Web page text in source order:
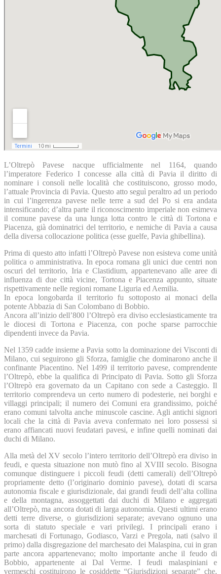
L’Oltrepò Pavese nacque ufficialmente nel 1164, quando
l’imperatore Federico I concesse alla città di Pavia il diritto di
nominare i consoli nelle località che costituiscono, grosso modo,
l’attuale Provincia di Pavia. Questo atto seguì peraltro ad un periodo
in cui l’ingerenza pavese nelle terre a sud del Po si era andata
intensificando; d’altra parte il riconoscimento imperiale non esimeva
il comune pavese da una lunga lotta contro le città di Tortona e
Piacenza, già dominatrici del territorio, e nemiche di Pavia a causa
della diversa collocazione politica (esse guelfe, Pavia ghibellina).
Prima di questo atto infatti l’Oltrepò Pavese non esisteva come unità
politica o amministrativa. In epoca romana gli unici due centri non
oscuri del territorio, Iria e Clastidium, appartenevano alle aree di
influenza di due città vicine, Tortona e Piacenza appunto, situate
rispettivamente nelle regioni romane Liguria ed Aemilia.
In epoca longobarda il territorio fu sottoposto ai monaci della
potente Abbazia di San Colombano di Bobbio.
Ancora all’inizio dell’800 l’Oltrepò era diviso ecclesiasticamente tra
le diocesi di Tortona e Piacenza, con poche sparse parrocchie
dipendenti invece da Pavia.
Nel 1359 cadde insieme a Pavia sotto la dominazione dei Visconti di
Milano, cui seguirono gli Sforza, famiglie che dominarono anche il
confinante Piacentino. Nel 1499 il territorio pavese, comprendente
l’Oltrepò, ebbe la qualifica di Principato di Pavia. Sotto gli Sforza
l’Oltrepò era governato da un Capitano con sede a Casteggio. Il
territorio comprendeva un certo numero di podesterie, nei borghi e
villaggi principali; il numero dei Comuni era grandissimo, poiché
erano comuni talvolta anche minuscole cascine. Agli antichi signori
locali che la città di Pavia aveva confermato nei loro possessi si
erano affiancati nuovi feudatari pavesi, e infine quelli nominati dai
duchi di Milano.
Alla metà del XV secolo l’intero territorio dell’Oltrepò era diviso in
feudi, e questa situazione non mutò fino al XVIII secolo. Bisogna
comunque distinguere i piccoli feudi (detti camerali) dell’Oltrepò
propriamente detto (l’originario dominio pavese), dotati di scarsa
autonomia fiscale e giurisdizionale, dai grandi feudi dell’alta collina
e della montagna, assoggettati dai duchi di Milano e aggregati
all’Oltrepò, ma ancora dotati di larga autonomia. Questi ultimi erano
detti terre diverse, o giurisdizioni separate; avevano ognuno una
sorta di statuto speciale e vari privilegi. I principali erano i
marchesati di Fortunago, Godiasco, Varzi e Pregola, nati (salvo il
primo) dalla disgregazione del marchesato dei Malaspina, cui in gran
parte ancora appartenevano; molto importante anche il feudo di
Bobbio, appartenente ai Dal Verme. I feudi malaspiniani e
vermeschi costituirono le cosiddette “Giurisdizioni separate” che,